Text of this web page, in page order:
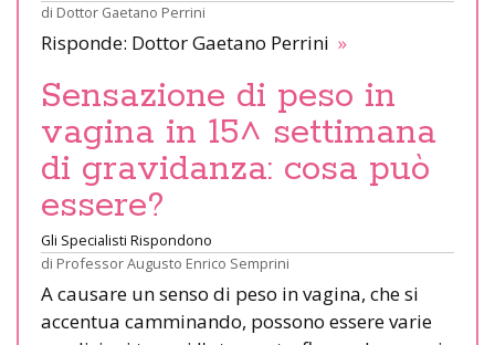
di Dottor Gaetano Perrini
Risponde: Dottor Gaetano Perrini »
Sensazione di peso in
vagina in 15^ settimana
di gravidanza: cosa può
essere?
Gli Specialisti Rispondono
di Professor Augusto Enrico Semprini
A causare un senso di peso in vagina, che si
accentua camminando, possono essere varie